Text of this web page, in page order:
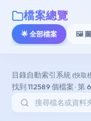
檔案總覽
🌟 全部檔案 🖼️
目錄自動索引系統(快取
找到 112589 個檔案 · 第